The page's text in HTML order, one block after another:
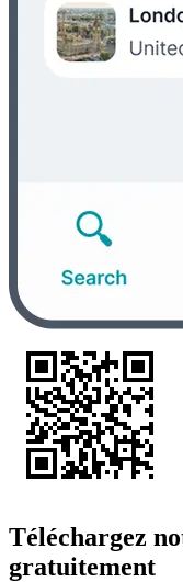
Téléchargez
gratuitement